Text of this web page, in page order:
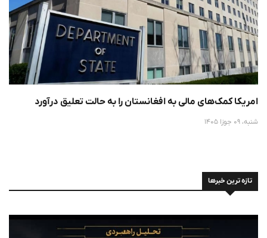
امریکا کمک‌های مالی به افغانستان را به حالت تعلیق درآورد
شنبه، 09 جوزا 1405
تازه ترین خبرها